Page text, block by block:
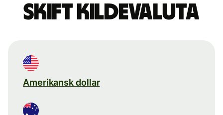
Skift kildevaluta
Amerikansk dollar